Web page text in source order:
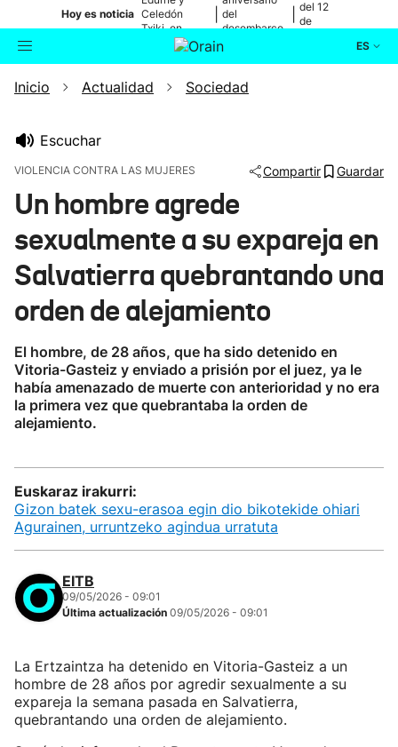
Hoy es noticia Celedón
Txiki, en
directo
del
desembarco
de Elkano
del 12
de
ES
Buscador Actualidad
Ikusmiran
Eguraldia
Inicio Actualidad Sociedad
Escuchar
VIOLENCIA CONTRA LAS MUJERES Compartir Guardar
Un hombre agrede
sexualmente a su expareja en
Salvatierra quebrantando una
orden de alejamiento
El hombre, de 28 años, que ha sido detenido en
Vitoria-Gasteiz y enviado a prisión por el juez, ya le
había amenazado de muerte con anterioridad y no era
la primera vez que quebrantaba la orden de
alejamiento.
Euskaraz irakurri:
Gizon batek sexu-erasoa egin dio bikotekide ohiari
Agurainen, urruntzeko agindua urratuta
EITB
09/05/2026 - 09:01
Última actualización 09/05/2026 - 09:01
La Ertzaintza ha detenido en Vitoria-Gasteiz a un
hombre de 28 años por agredir sexualmente a su
expareja la semana pasada en Salvatierra,
quebrantando una orden de alejamiento.